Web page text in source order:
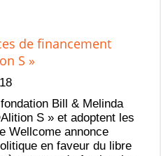
de financement
S »
Bill & Melinda
S » et adoptent les
Wellcome annonce
en faveur du libre